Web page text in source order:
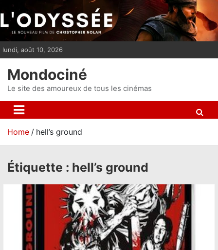
i
p
n
t
lundi, août 10, 2026
Mondociné
Le site des amoureux de tous les cinémas
Home hell’s ground
Étiquette : hell’s ground